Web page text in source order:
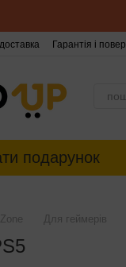
Гарантія і
подарунок
Для геймерів